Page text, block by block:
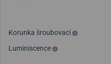
Korunka šroubovací
Luminiscence